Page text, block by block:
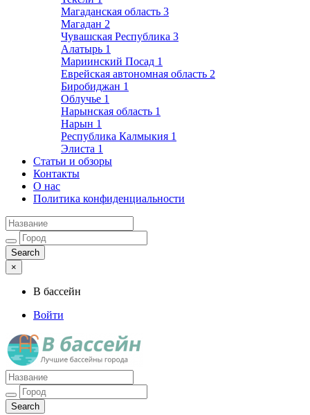
Магаданская область 3
Магадан 2
Чувашская Республика 3
Алатырь 1
Мариинский Посад 1
Еврейская автономная область 2
Биробиджан 1
Облучье 1
Нарынская область 1
Нарын 1
Республика Калмыкия 1
Элиста 1
Статьи и обзоры
Контакты
О нас
Политика конфиденциальности
×
В бассейн
Войти
Лучшие бассейны города